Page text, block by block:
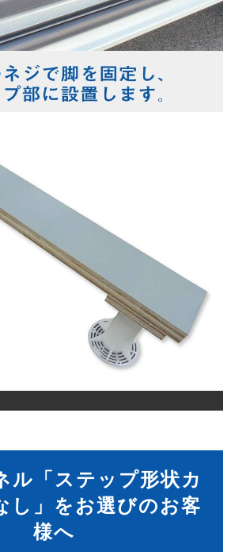
ル「ステップ形状カ
し」をお選びのお客
様へ